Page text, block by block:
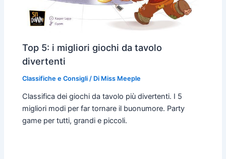
Top 5: i migliori giochi da tavolo
divertenti
Classifiche e Consigli / Di Miss Meeple
Classifica dei giochi da tavolo più divertenti. I 5
migliori modi per far tornare il buonumore. Party
game per tutti, grandi e piccoli.